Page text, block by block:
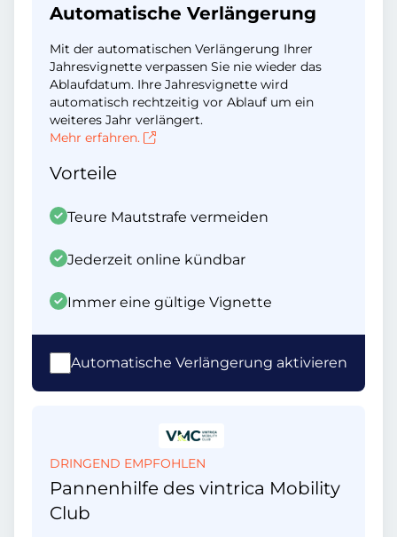
Automatische Verlängerung
Mit der automatischen Verlängerung Ihrer
Jahresvignette verpassen Sie nie wieder das
Ablaufdatum. Ihre Jahresvignette wird
automatisch rechtzeitig vor Ablauf um ein
weiteres Jahr verlängert.
Mehr erfahren.
Vorteile
Teure Mautstrafe vermeiden
Jederzeit online kündbar
Immer eine gültige Vignette
Automatische Verlängerung aktivieren
DRINGEND EMPFOHLEN
Pannenhilfe des vintrica Mobility
Club